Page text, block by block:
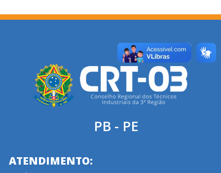
PB - PE
ATENDIMENTO: